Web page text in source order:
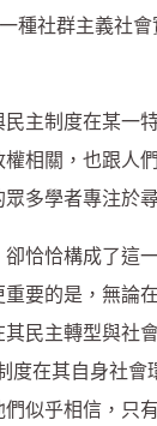
社群主義社
主制度在某一
權相關，也跟
多學者專注於
恰恰構成了這
要的是，無論
民主轉型與社
度在其自身社
似乎相信，只